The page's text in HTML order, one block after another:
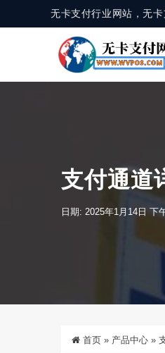
无卡支付行业网站，无
支付通道
日期: 2025年1月14日 下
首页 » 产品中心 »